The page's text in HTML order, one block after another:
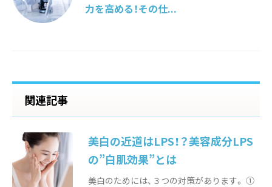
力を高める！その仕...
関連記事
美白の近道はLPS！？美容成分LPS
の”白肌効果”とは
美白のためには、３つの対策があります。 ①